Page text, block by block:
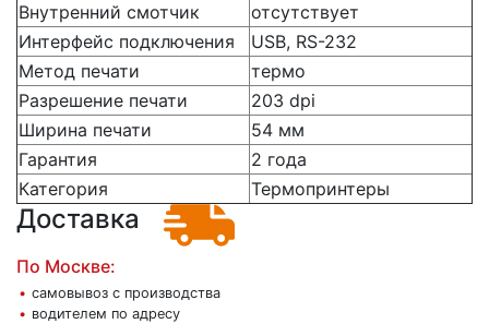
Внутренний смотчик
отсутствует
Интерфейс подключения
USB, RS-232
Метод печати
термо
Разрешение печати
203 dpi
Ширина печати
54 мм
Гарантия
2 года
Категория
Термопринтеры
Доставка
По Москве:
самовывоз с производства
водителем по адресу